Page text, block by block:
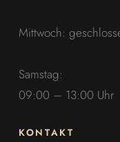
Mittwoch:
Samstag:
09:00 – 13:00 Uhr
KONTAKT